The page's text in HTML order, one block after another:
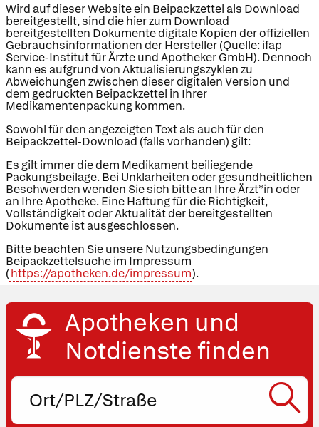
Wird auf dieser Website ein Beipackzettel als Download
bereitgestellt, sind die hier zum Download
bereitgestellten Dokumente digitale Kopien der offiziellen
Gebrauchsinformationen der Hersteller (Quelle: ifap
Service-Institut für Ärzte und Apotheker GmbH). Dennoch
kann es aufgrund von Aktualisierungszyklen zu
Abweichungen zwischen dieser digitalen Version und
dem gedruckten Beipackzettel in Ihrer
Medikamentenpackung kommen.
Sowohl für den angezeigten Text als auch für den
Beipackzettel-Download (falls vorhanden) gilt:
Es gilt immer die dem Medikament beiliegende
Packungsbeilage. Bei Unklarheiten oder gesundheitlichen
Beschwerden wenden Sie sich bitte an Ihre Ärzt*in oder
an Ihre Apotheke. Eine Haftung für die Richtigkeit,
Vollständigkeit oder Aktualität der bereitgestellten
Dokumente ist ausgeschlossen.
Bitte beachten Sie unsere Nutzungsbedingungen
Beipackzettelsuche im Impressum
(https://apotheken.de/impressum).
Apotheken und
Notdienste finden
Ort,
oder